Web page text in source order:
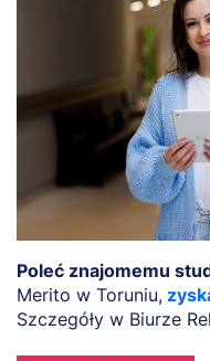
Poleć znajomemu
Merito w Toruniu,
Szczegóły w Biurze